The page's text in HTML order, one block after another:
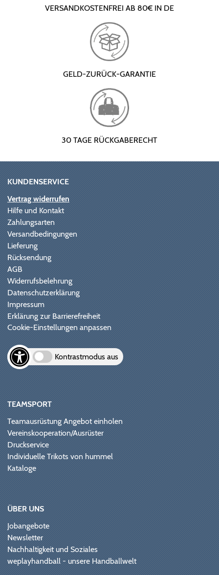
VERSANDKOSTENFREI AB 80€ IN DE
GELD-ZURÜCK-GARANTIE
30 TAGE RÜCKGABERECHT
KUNDENSERVICE
Vertrag widerrufen
Hilfe und Kontakt
Zahlungsarten
Versandbedingungen
Lieferung
Rücksendung
AGB
Widerrufsbelehrung
Datenschutzerklärung
Impressum
Erklärung zur Barrierefreiheit
Cookie-Einstellungen anpassen
Kontrastmodus aus
TEAMSPORT
Teamausrüstung Angebot einholen
Vereinskooperation/Ausrüster
Druckservice
Individuelle Trikots von hummel
Kataloge
ÜBER UNS
Jobangebote
Newsletter
Nachhaltigkeit und Soziales
weplayhandball - unsere Handballwelt